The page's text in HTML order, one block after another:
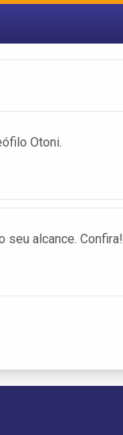
Otoni.
seu alcance. Confira!